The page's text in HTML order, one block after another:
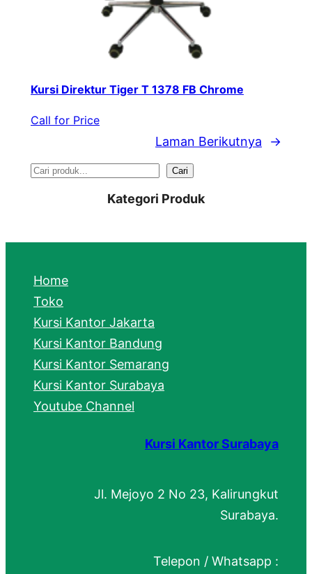
Kursi Direktur Tiger T 1378 FB Chrome
Call for Price
Laman Berikutnya →
S
r
h
Cari
Kategori Produk
Home
Toko
Kursi Kantor Jakarta
Kursi Kantor Bandung
Kursi Kantor Semarang
Kursi Kantor Surabaya
Youtube Channel
Kursi Kantor Surabaya
Jl. Mejoyo 2 No 23, Kalirungkut
Surabaya.
Telepon / Whatsapp :